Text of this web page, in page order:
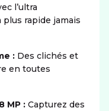
l’ultra
rapide jamais
: Des clichés et
en toutes
MP : Capturez des